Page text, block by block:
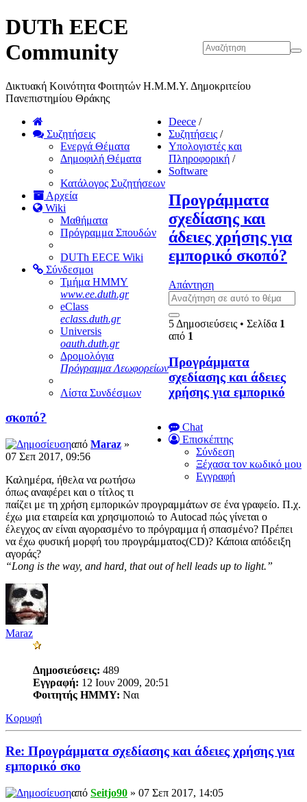
DUTh EECE
Community
Δικτυακή Κοινότητα Φοιτητών Η.Μ.Μ.Υ. Δημοκριτείου
Πανεπιστημίου Θράκης
Συζητήσεις
Ενεργά Θέματα
Δημοφιλή Θέματα
Κατάλογος Συζητήσεων
Αρχεία
Wiki
Μαθήματα
Πρόγραμμα Σπουδών
DUTh EECE Wiki
Σύνδεσμοι
Τμήμα ΗΜΜΥ
www.ee.duth.gr
eClass
eclass.duth.gr
Universis
oauth.duth.gr
Δρομολόγια
Πρόγραμμα Λεωφορείων
Λίστα Συνδέσμων
Chat
Επισκέπτης
Σύνδεση
Ξέχασα τον κωδικό μου
Εγγραφή
Deece /
Συζητήσεις /
Υπολογιστές και
Πληροφορική /
Software
Προγράμματα
σχεδίασης και
άδειες χρήσης για
εμπορικό σκοπό?
Απάντηση
5 Δημοσιεύσεις • Σελίδα 1
από 1
Προγράμματα
σχεδίασης και άδειες
χρήσης για εμπορικό
σκοπό?
από Maraz »
07 Σεπ 2017, 09:56
Καλημέρα, ήθελα να ρωτήσω
όπως αναφέρει και ο τίτλος τι
παίζει με τη χρήση εμπορικών προγραμμάτων σε ένα γραφείο. Π.χ.
έχω μια εταιρεία και χρησιμοποιώ το Autocad πώς γίνεται ο
έλεγχος αν είναι αγορασμένο το πρόγραμμα ή σπασμένο? Πρέπει
να έχω φυσική μορφή του προγράμματος(CD)? Κάποια απόδειξη
αγοράς?
“Long is the way, and hard, that out of hell leads up to light.”
Maraz
Δημοσιεύσεις: 489
Εγγραφή: 12 Ιουν 2009, 20:51
Φοιτητής ΗΜΜΥ: Ναι
Κορυφή
Re: Προγράμματα σχεδίασης και άδειες χρήσης για
εμπορικό σκο
από Seitjo90 » 07 Σεπ 2017, 14:05